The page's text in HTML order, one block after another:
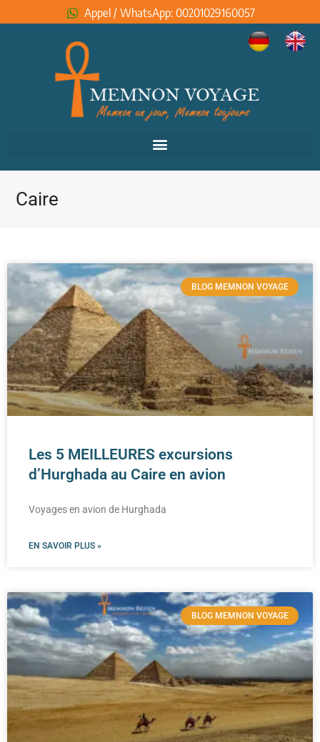
Appel / WhatsApp: 00201029160057
Caire
BLOG MEMNON VOYAGE
Les 5 MEILLEURES excursions
d’Hurghada au Caire en avion
Voyages en avion de Hurghada
EN SAVOIR PLUS »
BLOG MEMNON VOYAGE